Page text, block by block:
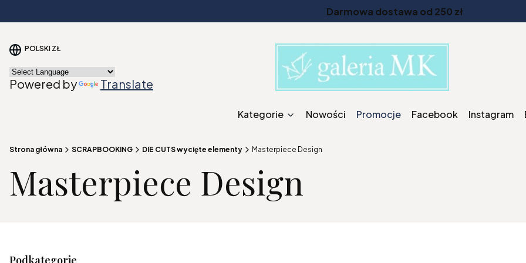
Darmowa dostawa od 250 zł
POLSKI ZŁ
Powered by Translate
Kategorie Nowości Promocje Facebook Instagram
Strona główna SCRAPBOOKING DIE CUTS wycięte elementy Masterpiece Design
Masterpiece Design